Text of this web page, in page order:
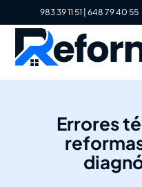
983 39 11 51| 648 79 40 55
Errores